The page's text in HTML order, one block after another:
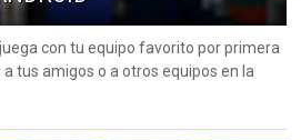
con tu equipo favorito por primera
tus amigos o a otros equipos en la